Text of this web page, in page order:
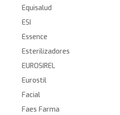
Equisalud
ESI
Essence
Esterilizadores
EUROSIREL
Eurostil
Facial
Faes Farma